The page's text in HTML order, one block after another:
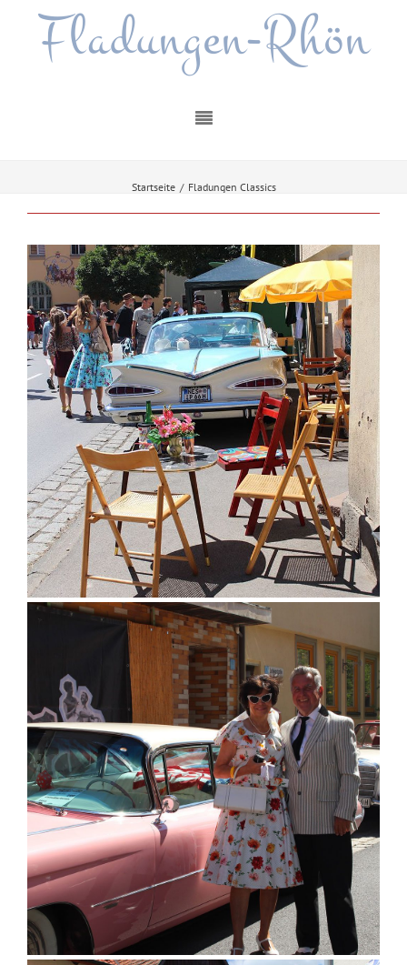
Fladungen-Rhön
Startseite / Fladungen Classics